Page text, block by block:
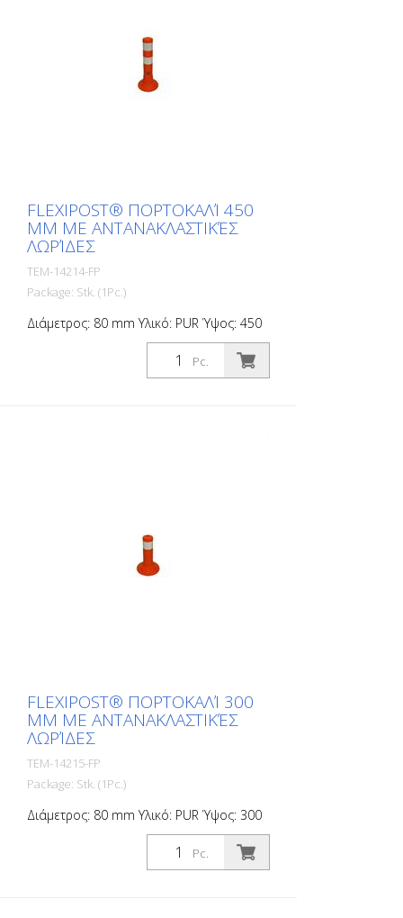
FLEXIPOST® ΠΟΡΤΟΚΑΛΊ 450
MM ΜΕ ΑΝΤΑΝΑΚΛΑΣΤΙΚΈΣ
ΛΩΡΊΔΕΣ
TEM-14214-FP
Package: Stk. (1Pc.)
Διάμετρος: 80 mm Υλικό: PUR Ύψος: 450
mm Βάρος: 0,93 kg Χρώμα: πορτοκαλί 2
αντανακλαστικές λωρίδες (χωρίς υλικό
στερέωσης) Το Flexipost® είναι ένας
Pc.
FLEXIPOST® ΠΟΡΤΟΚΑΛΊ 300
MM ΜΕ ΑΝΤΑΝΑΚΛΑΣΤΙΚΈΣ
ΛΩΡΊΔΕΣ
TEM-14215-FP
Package: Stk. (1Pc.)
Διάμετρος: 80 mm Υλικό: PUR Ύψος: 300
mm Βάρος: 0,69 kg χρώμα: πορτοκαλί 1
αντανακλαστική λωρίδα (χωρίς υλικό
στερέωσης) Το Flexipost® είναι ένας
Pc.